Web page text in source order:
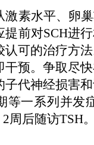
激素水平、卵
提前对SCH进
认可的治疗方
干预。争取尽
子代神经损害
等一系列并发
周后随访TSH。